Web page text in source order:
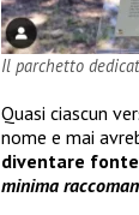
Il parchetto
Quasi ciascun
nome e mai
diventare
minima